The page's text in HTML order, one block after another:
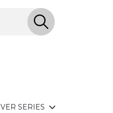
VER SERIES